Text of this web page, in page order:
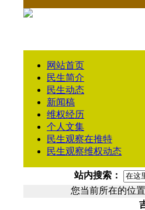
网站首页
民生简介
民生动态
新闻稿
维权经历
个人文集
民生观察在推特
民生观察维权动态
站内搜索：
您当前所在的位置